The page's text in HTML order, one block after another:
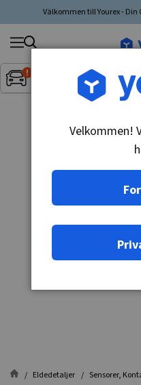
Välkommen till Yourex - Din
Inget fordon
Søg
produkt,
producent,
Eldedetaljer Sensorer,
Velkommen!